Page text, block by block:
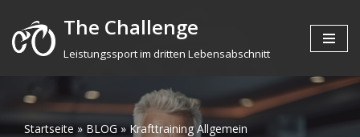
Zum
The Challenge
Leistungssport im dritten Lebensabschnitt
Startseite » BLOG»Krafttraining Allgemein